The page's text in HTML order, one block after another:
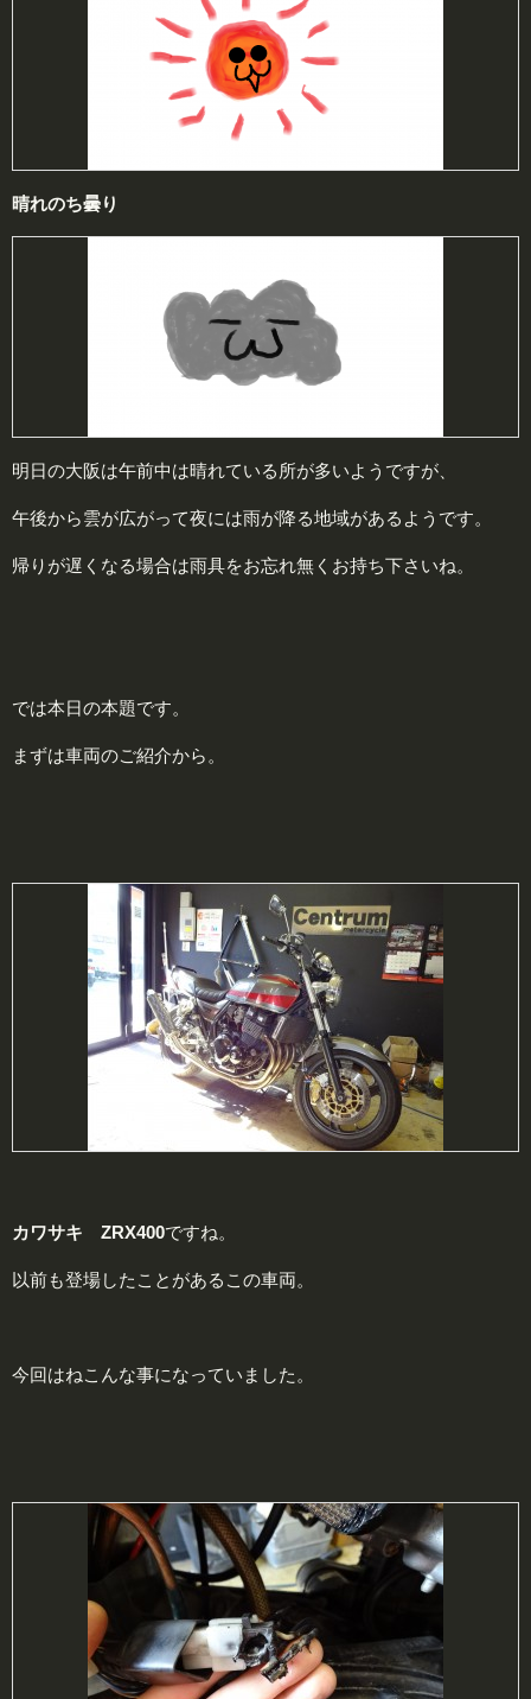
晴れのち曇り
明日の大阪は午前中は晴れている所が多いようですが、
午後から雲が広がって夜には雨が降る地域があるようです。
帰りが遅くなる場合は雨具をお忘れ無くお持ち下さいね。
では本日の本題です。
まずは車両のご紹介から。
カワサキ ZRX400ですね。
以前も登場したことがあるこの車両。
今回はねこんな事になっていました。